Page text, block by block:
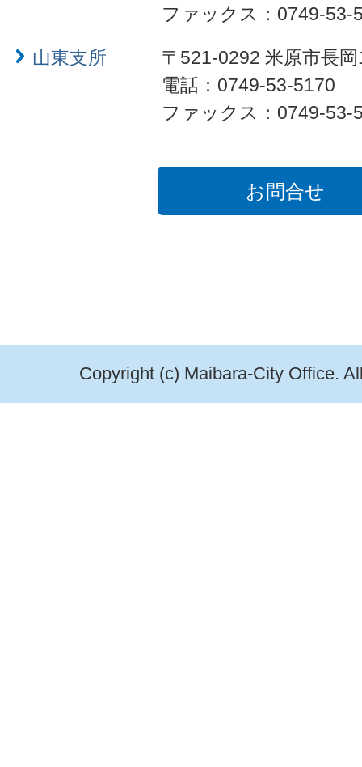
ファックス：0749-53-
山東支所
〒521-0292 米原市長
電話：0749-53-5170
ファックス：0749-53-
お問合せ
Copyright (c) Maibara-City Office.